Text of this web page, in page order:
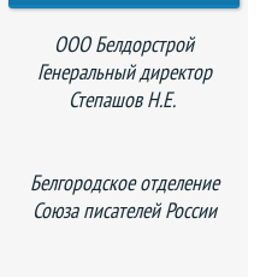
ООО Белдорстрой
Генеральный директор
Степашов Н.Е.
Белгородское отделение
Союза писателей России